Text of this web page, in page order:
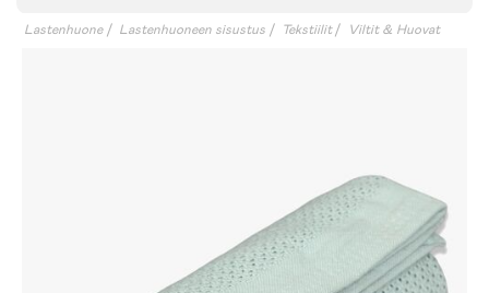
Lastenhuone Lastenhuoneen sisustus Tekstiilit Viltit & Huovat